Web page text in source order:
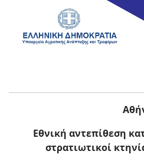
Εθνική αντεπίθεση
στρατιωτικοί